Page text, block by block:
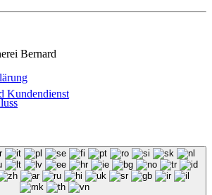
Kundendienst
Bernard